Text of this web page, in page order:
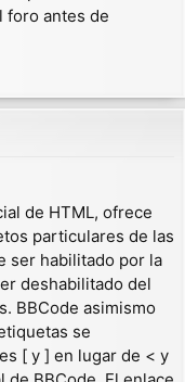
foro antes de
de HTML, ofrece
particulares de las
ser habilitado por la
deshabilitado del
BBCode asimismo
se
[ y ] en lugar de < y